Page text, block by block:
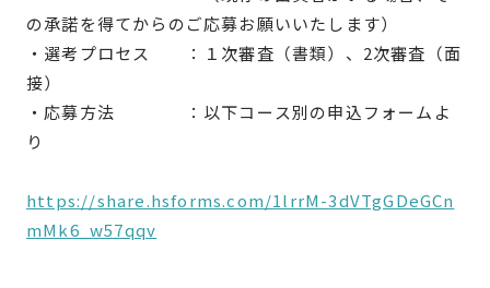
の承諾を得てからのご応募お願いいたします）
・選考プロセス ：１次審査（書類）、2次審査（面
接）
・応募方法 ：以下コース別の申込フォームよ
り
https://share.hsforms.com/1lrrM-3dVTgGDeGCn
mMk6_w57qqv